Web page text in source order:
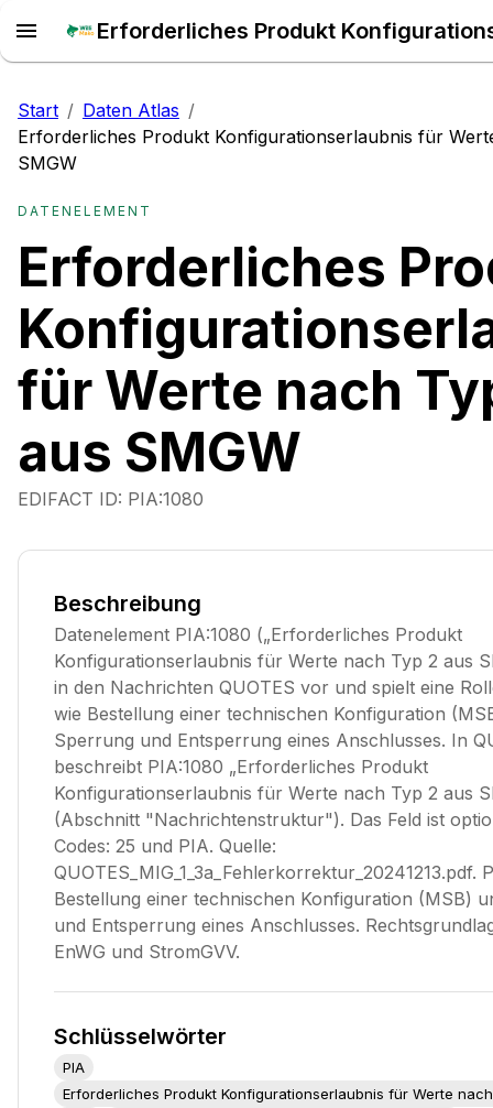
Start / Daten Atlas /
Erforderliches Produkt Konfigurationserlaubnis für
SMGW
DATENELEMENT
Erforderliches
für Werte nach
aus SMGW
EDIFACT ID: PIA:1080
Beschreibung
Datenelement PIA:1080 („Erforderliches Produkt
Konfigurationserlaubnis für Werte nach Typ 2 aus
in den Nachrichten QUOTES vor und spielt eine
wie Bestellung einer technischen Konfiguration
Sperrung und Entsperrung eines Anschlusses. In
beschreibt PIA:1080 „Erforderliches Produkt
Konfigurationserlaubnis für Werte nach Typ 2 aus
(Abschnitt "Nachrichtenstruktur"). Das Feld ist
Codes: 25 und PIA. Quelle:
QUOTES_MIG_1_3a_Fehlerkorrektur_20241213.pdf.
Bestellung einer technischen Konfiguration (MSB)
und Entsperrung eines Anschlusses.
EnWG und StromGVV.
Schlüsselwörter
PIA
Erforderliches Produkt Konfigurationserlaubnis für Werte